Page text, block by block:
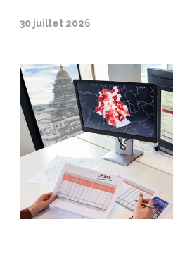
30 juillet 2026